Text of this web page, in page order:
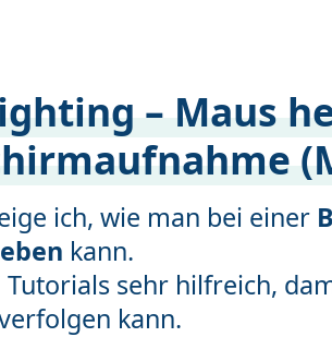
– Maus
ich, wie man bei einer
kann.
sehr hilfreich,
kann.